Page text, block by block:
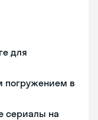
для
погружением в
сериалы на